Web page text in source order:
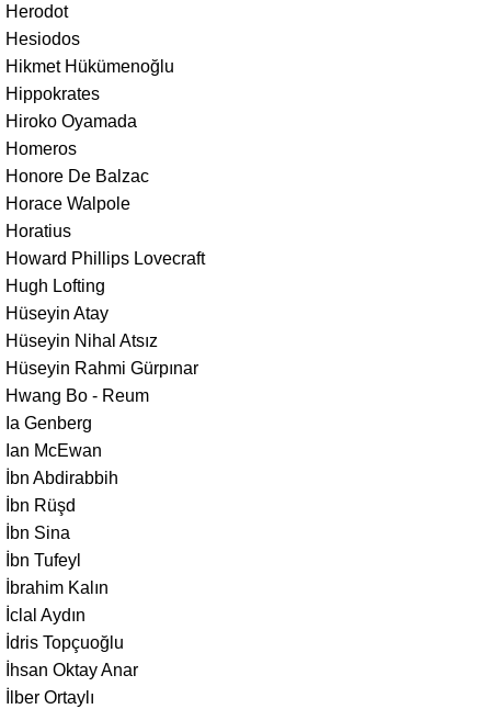
Herodot
Hesiodos
Hikmet Hükümenoğlu
Hippokrates
Hiroko Oyamada
Homeros
Honore De Balzac
Horace Walpole
Horatius
Howard Phillips Lovecraft
Hugh Lofting
Hüseyin Atay
Hüseyin Nihal Atsız
Hüseyin Rahmi Gürpınar
Hwang Bo - Reum
Ia Genberg
Ian McEwan
İbn Abdirabbih
İbn Rüşd
İbn Sina
İbn Tufeyl
İbrahim Kalın
İclal Aydın
İdris Topçuoğlu
İhsan Oktay Anar
İlber Ortaylı